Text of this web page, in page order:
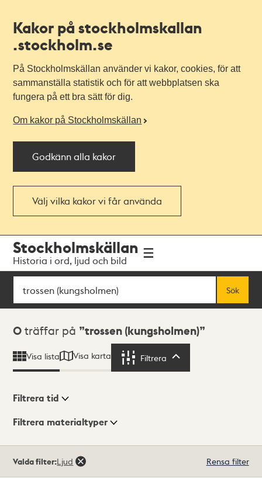
Kakor på stockholmskallan
.stockholm.se
På Stockholmskällan använder vi kakor, cookies, för att
sammanställa statistik och för att webbplatsen ska
fungera på ett bra sätt för dig.
Om kakor på Stockholmskällan
Godkänn alla kakor
Välj vilka kakor vi får använda
navigationen
huvudinnehållet
Stockholmskällan
Historia i ord, ljud och bild
Sök
Sök
Sökresultat
0 träffar på trossen (kungsholmen)
Visa lista Visa karta Filtrera
Visningsläge
Filtrera tid
Filtrera materialtyper
träffar
Valda filter:Ljud Rensa filter